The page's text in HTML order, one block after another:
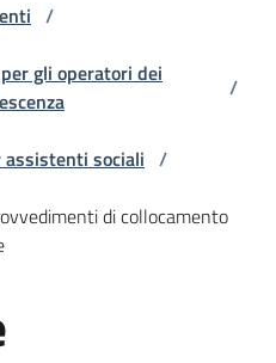
/
gli operatori dei
/
assistenti sociali /
di collocamento